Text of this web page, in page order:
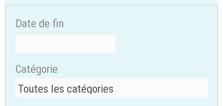
Date de fin
Catégorie